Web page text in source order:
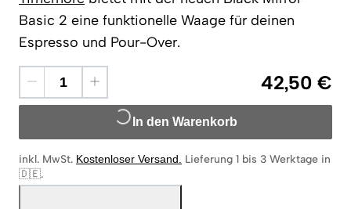
Basic 2 eine funktionelle Waage für deinen
Espresso und Pour-Over.
42,50 €
In den Warenkorb
inkl. MwSt. Kostenloser Versand. Lieferung 1 bis 3 Werktage in
🇩🇪.